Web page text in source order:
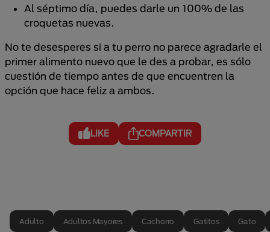
Al séptimo día, puedes darle un 100% de las
croquetas nuevas.
No te desesperes si a tu perro no parece agradarle el
primer alimento nuevo que le des a probar, es sólo
cuestión de tiempo antes de que encuentren la
opción que hace feliz a ambos.
LIKE COMPARTIR
Adulto Adultos Mayores Cachorro Gatitos Gato